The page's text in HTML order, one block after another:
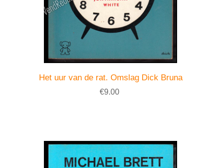
Het uur van de rat. Omslag Dick Bruna
€9.00